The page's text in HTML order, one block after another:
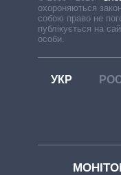
охороняються
собою право не
публікується на
особи.
УКР